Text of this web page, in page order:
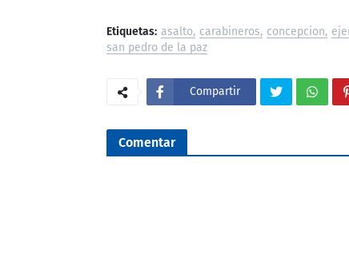
Etiquetas: asalto carabineros concepcion
san pedro de la paz
Compartir
Comentar